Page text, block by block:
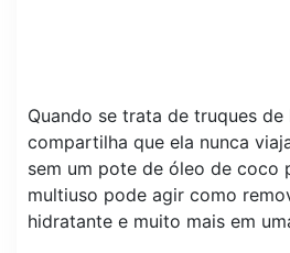
Quando se trata de truques
compartilha que ela nunca
sem um pote de óleo de coco
multiuso pode agir como
hidratante e muito mais em